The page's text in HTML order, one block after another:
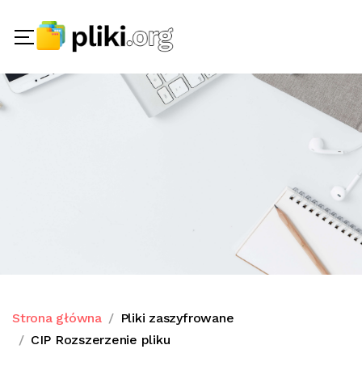
Strona główna
Pliki zaszyfrowane
CIP Rozszerzenie pliku